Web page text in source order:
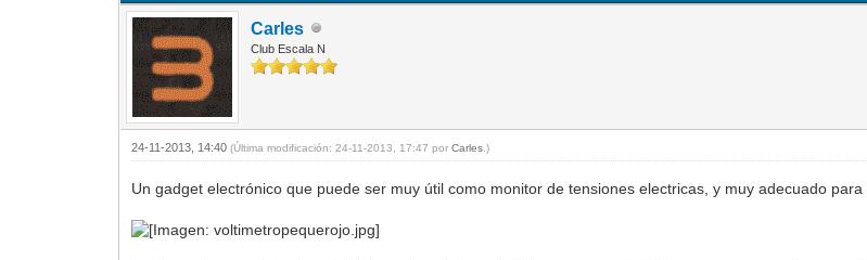
Carles
Club Escala N
24-11-2013, 14:40(Última modificación: 24-11-2013, 17:47 porCarles .)
Un gadget electrónico que puede ser muy útil como monitor de tensiones electricas, y muy adecuado